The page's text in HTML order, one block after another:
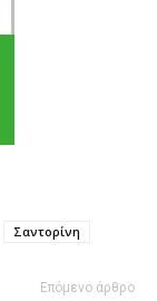
Σαντορίνη
Επόμενο άρθρο